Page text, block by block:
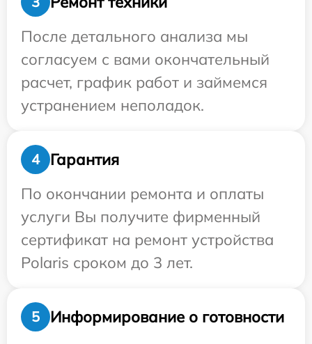
После детального анализа мы
согласуем с вами окончательный
расчет, график работ и займемся
устранением неполадок.
4
Гарантия
По окончании ремонта и оплаты
услуги Вы получите фирменный
сертификат на ремонт устройства
Polaris сроком до 3 лет.
5
Информирование о готовности